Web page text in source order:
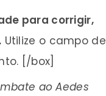
para corrigir,
Utilize o campo de
[/box]
ao Aedes